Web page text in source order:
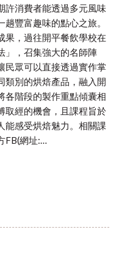
許消費者能透過多元風味
豐富趣味的點心之旅。
果，過往開平餐飲學校在
」，召集強大的名師陣
民眾可以直接透過實作掌
類別的烘焙產品，融入開
各階段的製作重點傾囊相
取經的機會，且課程旨於
能感受烘焙魅力。相關課
FB(網址:…